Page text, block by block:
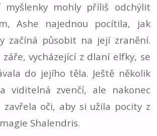
mohly příliš odchýlit
Ashe najednou pocítila, jak
začíná působit na její zranění.
záře, vycházející z dlaní elfky, se
do jejího těla. Ještě několik
viditelná zvenčí, ale nakonec
zavřela oči, aby si užila pocity z
Shalendris.